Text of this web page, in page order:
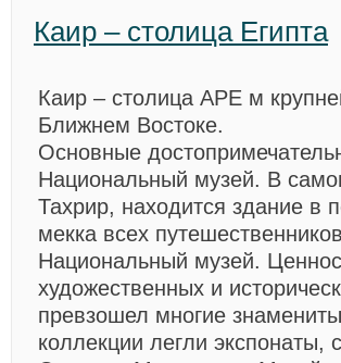
Каир – столица Египта
Каир – столица АРЕ м
Ближнем Востоке.
Основные
Национальный музей. В
Тахрир, находится здание в
мекка всех
Национальный музей.
художественных и
превзошел многие
коллекции легли экспонаты,